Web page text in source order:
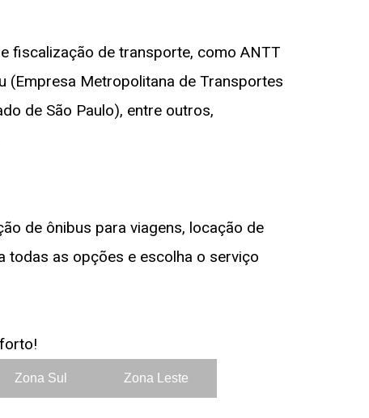
fiscalização de transporte, como ANTT
(Empresa Metropolitana de Transportes
de São Paulo), entre outros,
de ônibus para viagens, locação de
todas as opções e escolha o serviço
Zona Sul Zona Leste